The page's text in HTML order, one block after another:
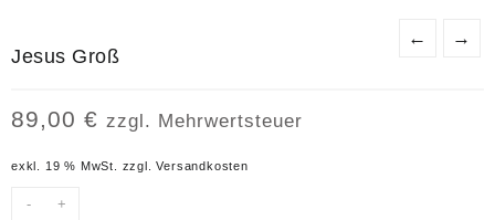
← →
Jesus Groß
89,00 € zzgl. Mehrwertsteuer
exkl. 19 % MwSt. zzgl.Versandkosten
- +